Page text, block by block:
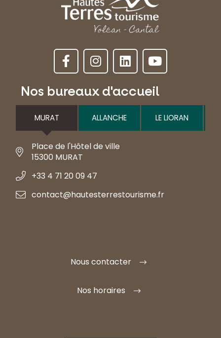
Nos bureaux d'accueil
MURAT ALLANCHE LE LIORAN
Place de l'Hôtel de ville
15300 MURAT
+33 4 71 20 09 47
contact@hautesterrestourisme.fr
Nous contacter
Nos horaires